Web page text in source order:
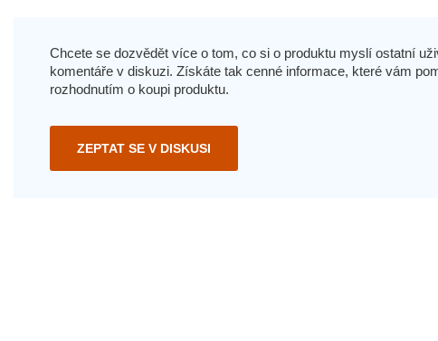
Chcete se dozvědět více o tom, co si o produktu myslí ostatní
komentáře v diskuzi. Získáte tak cenné informace, které vám
rozhodnutím o koupi produktu.
ZEPTAT SE V DISKUSI